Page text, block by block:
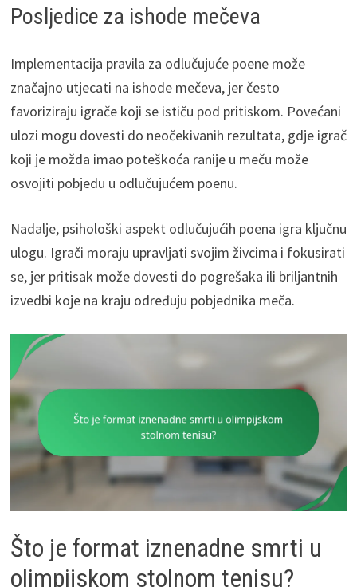
Posljedice za ishode mečeva
Implementacija pravila za odlučujuće poene može
značajno utjecati na ishode mečeva, jer često
favoriziraju igrače koji se ističu pod pritiskom. Povećani
ulozi mogu dovesti do neočekivanih rezultata, gdje igrač
koji je možda imao poteškoća ranije u meču može
osvojiti pobjedu u odlučujućem poenu.
Nadalje, psihološki aspekt odlučujućih poena igra ključnu
ulogu. Igrači moraju upravljati svojim živcima i fokusirati
se, jer pritisak može dovesti do pogrešaka ili briljantnih
izvedbi koje na kraju određuju pobjednika meča.
Što je format iznenadne smrti u
olimpijskom stolnom tenisu?